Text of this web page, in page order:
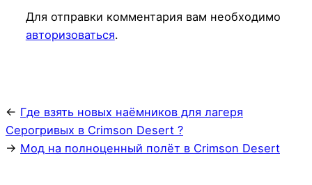
Для отправки комментария вам необходимо
авторизоваться.
← Где взять новых наёмников для лагеря
Серогривых в Crimson Desert ?
→ Мод на полноценный полёт в Crimson Desert